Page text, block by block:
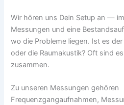
Wir hören uns Dein Setup an —
Messungen und eine
wo die Probleme liegen. Ist es
oder die Raumakustik? Oft sind
zusammen.
Zu unseren Messungen gehören
Frequenzgangaufnahmen,